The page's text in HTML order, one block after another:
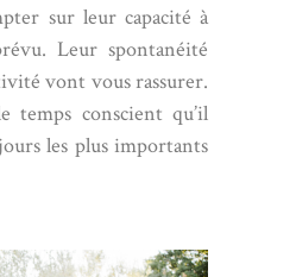
sur leur capacité à
Leur spontanéité
vont vous rassurer.
temps conscient qu’il
les plus importants